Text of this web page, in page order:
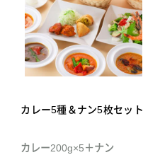
カレー5種＆ナン5枚セット
カレー200g×5＋ナン